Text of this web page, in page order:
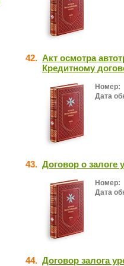
42. Акт осмотра
Кредитному
Номер:
Дата
43. Договор о залоге
Номер:
Дата
44. Договор залога